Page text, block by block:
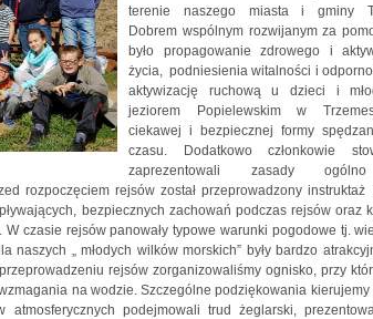
terenie naszego miasta i gminy
Dobrem wspólnym rozwijanym za
było propagowanie zdrowego i
życia, podniesienia witalności i
aktywizację ruchową u dzieci i
jeziorem Popielewskim w
ciekawej i bezpiecznej formy
czasu. Dodatkowo członkowie
zaprezentowali zasady
rozpoczęciem rejsów został przeprowadzony
bezpiecznych zachowań podczas rejsów oraz
czasie rejsów panowały typowe warunki pogodowe tj.
„ młodych wilków morskich” były bardzo
rejsów zorganizowaliśmy ognisko, przy
na wodzie. Szczególne podziękowania kierujemy
podejmowali trud żeglarski,